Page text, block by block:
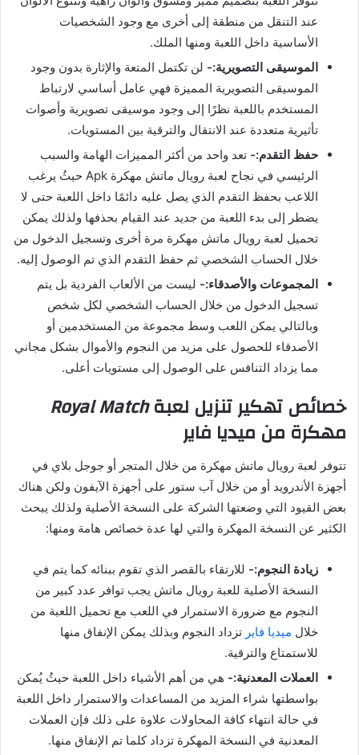
عند التنقل من منطقة إلى أخرى مع وجود الشخصيات
الأساسية داخل اللعبة ومنها الملك.
الموسيقى التصويرية:- لن تكتمل المتعة والإثارة بدون وجود
الموسيقى التصويرية المميزة فهي عامل أساسي لارتباط
المستخدم باللعبة نظرًا إلى وجود موسيقى تصويرية وأصوات
تأثيرية متعددة عند الانتقال والترقية بين المستويات.
حفظ التقدم:- تعد واحد من أكثر المميزات الهامة والسبب
الرئيسي في نجاح لعبة رويال ماتش مهكرة Apk حيثُ يرغب
اللاعب بحفظ التقدم الذي يصل عليه دائمًا داخل اللعبة حتى لا
يضطر إلى بدء اللعبة من جديد عند القيام بحذفها ولذلك يمكن
تحميل لعبة رويال ماتش مهكرة مرة أخرى وتسجيل الدخول من
خلال الحساب الشخصي ثم حفظ التقدم الذي تم الوصول إليه.
المجموعات والأصدقاء:- ليست من الألعاب الفردية بل يتم
تسجيل الدخول من خلال الحساب الشخصي لكل شخص
وبالتالي يمكن اللعب وسط مجموعة من المستخدمين أو
الأصدقاء للحصول على مزيد من النجوم والأموال بشكل مجاني
مما يزداد التنافس على الوصول إلى مستويات أعلى.
خصائص تهكير تنزيل لعبةRoyal Match
مهكرة من ميديا فاير
تتوفر لعبة رويال ماتش مهكرة من خلال المتجر أو جوجل بلاي في
أجهزة الأندرويد أو من خلال آب ستور على أجهزة الآيفون ولكن هناك
بعض القيود التي وضعتها الشركة على النسخة الأصلية ولذلك يبحث
الكثير عن النسخة المهكرة والتي لها عدة خصائص هامة ومنها:
زيادة النجوم:- للارتقاء بالقصر الذي تقوم ببنائه كما يتم في
النسخة الأصلية للعبة رويال ماتش يجب توافر عدد كبير من
النجوم مع ضرورة الاستمرار في اللعب مع تحميل اللعبة من
خلال ميديا فاير تزداد النجوم وبذلك يمكن الإنفاق منها
للاستمتاع والترقية.
العملات المعدنية:- هي من أهم الأشياء داخل اللعبة حيثُ يُمكن
بواسطتها شراء المزيد من المساعدات والاستمرار داخل اللعبة
في حالة انتهاء كافة المحاولات علاوة على ذلك فإن العملات
المعدنية في النسخة المهكرة تزداد كلما تم الإنفاق منها.